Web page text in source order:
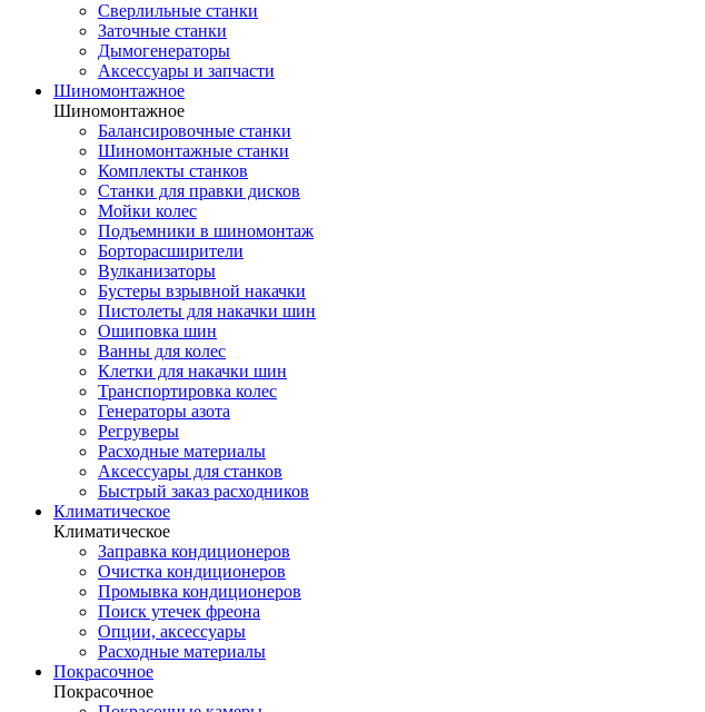
Сверлильные станки
Заточные станки
Дымогенераторы
Аксессуары и запчасти
Шиномонтажное
Шиномонтажное
Балансировочные станки
Шиномонтажные станки
Комплекты станков
Станки для правки дисков
Мойки колес
Подъемники в шиномонтаж
Борторасширители
Вулканизаторы
Бустеры взрывной накачки
Пистолеты для накачки шин
Ошиповка шин
Ванны для колес
Клетки для накачки шин
Транспортировка колес
Генераторы азота
Регруверы
Расходные материалы
Аксессуары для станков
Быстрый заказ расходников
Климатическое
Климатическое
Заправка кондиционеров
Очистка кондиционеров
Промывка кондиционеров
Поиск утечек фреона
Опции, аксессуары
Расходные материалы
Покрасочное
Покрасочное